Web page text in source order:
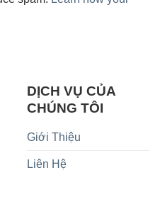
DỊCH VỤ CỦA
CHÚNG TÔI
Giới Thiệu
Liên Hệ